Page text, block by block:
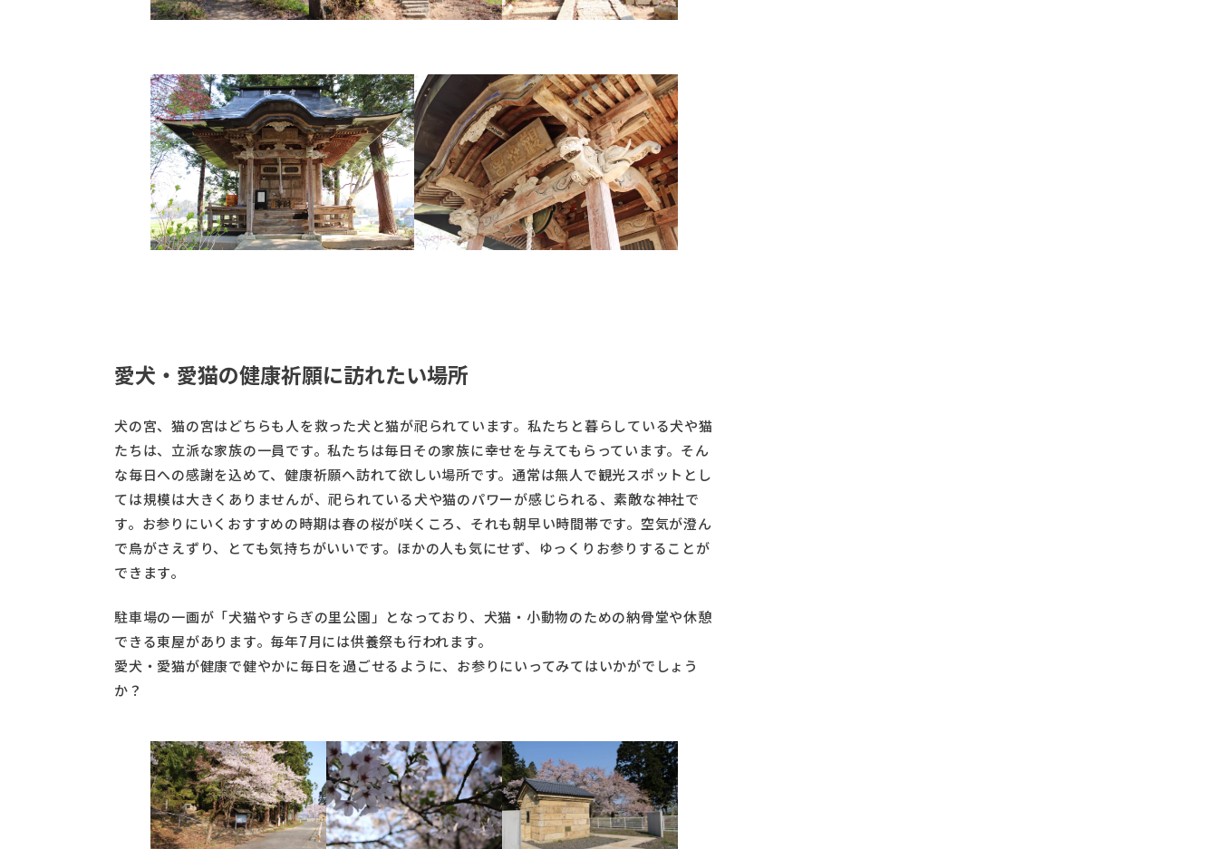
愛犬・愛猫の健康祈願に訪れたい場所
犬の宮、猫の宮はどちらも人を救った犬と猫が祀られています。私たちと暮らしている犬や猫
たちは、立派な家族の一員です。私たちは毎日その家族に幸せを与えてもらっています。そん
な毎日への感謝を込めて、健康祈願へ訪れて欲しい場所です。通常は無人で観光スポットとし
ては規模は大きくありませんが、祀られている犬や猫のパワーが感じられる、素敵な神社で
す。お参りにいくおすすめの時期は春の桜が咲くころ、それも朝早い時間帯です。空気が澄ん
で鳥がさえずり、とても気持ちがいいです。ほかの人も気にせず、ゆっくりお参りすることが
できます。
駐車場の一画が「犬猫やすらぎの里公園」となっており、犬猫・小動物のための納骨堂や休憩
できる東屋があります。毎年7月には供養祭も行われます。
愛犬・愛猫が健康で健やかに毎日を過ごせるように、お参りにいってみてはいかがでしょう
か？